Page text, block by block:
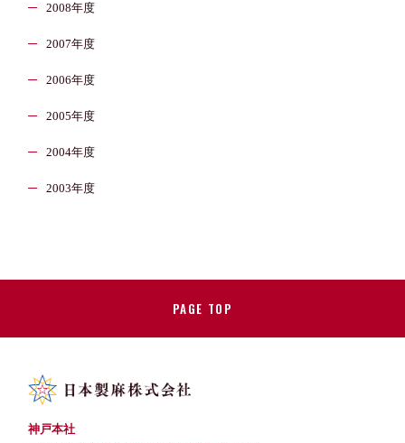
2008年度
2007年度
2006年度
2005年度
2004年度
2003年度
PAGE TOP
神戸本社